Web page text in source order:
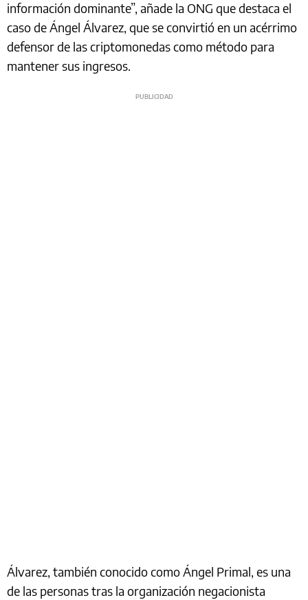
información dominante”, añade la ONG que destaca el
caso de Ángel Álvarez, que se convirtió en un acérrimo
defensor de las criptomonedas como método para
mantener sus ingresos.
Álvarez, también conocido como Ángel Primal, es una
de las personas tras la organización negacionista